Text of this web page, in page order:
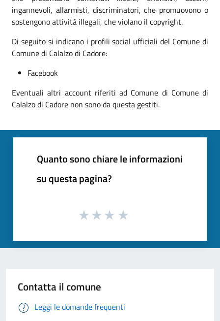
ingannevoli, allarmisti, discriminatori, che promuovono o
sostengono attività illegali, che violano il copyright.
Di seguito si indicano i profili social ufficiali del Comune di
Comune di Calalzo di Cadore:
Facebook
Eventuali altri account riferiti ad Comune di Comune di
Calalzo di Cadore non sono da questa gestiti.
Quanto sono chiare le informazioni
su questa pagina?
Contatta il comune
Leggi le domande frequenti